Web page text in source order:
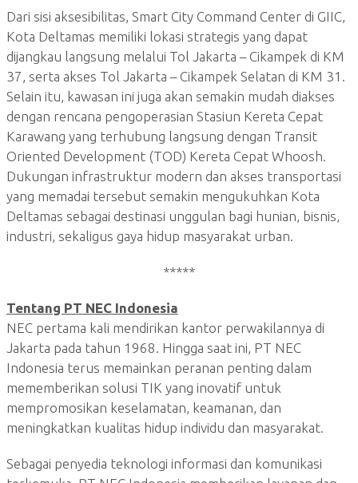
Dari sisi aksesibilitas, Smart City Command Center di GIIC,
Kota Deltamas memiliki lokasi strategis yang dapat
dijangkau langsung melalui Tol Jakarta – Cikampek di KM
37, serta akses Tol Jakarta – Cikampek Selatan di KM 31.
Selain itu, kawasan ini juga akan semakin mudah diakses
dengan rencana pengoperasian Stasiun Kereta Cepat
Karawang yang terhubung langsung dengan Transit
Oriented Development (TOD) Kereta Cepat Whoosh.
Dukungan infrastruktur modern dan akses transportasi
yang memadai tersebut semakin mengukuhkan Kota
Deltamas sebagai destinasi unggulan bagi hunian, bisnis,
industri, sekaligus gaya hidup masyarakat urban.
*****
Tentang PT NEC Indonesia
NEC pertama kali mendirikan kantor perwakilannya di
Jakarta pada tahun 1968. Hingga saat ini, PT NEC
Indonesia terus memainkan peranan penting dalam
mememberikan solusi TIK yang inovatif untuk
mempromosikan keselamatan, keamanan, dan
meningkatkan kualitas hidup individu dan masyarakat.
Sebagai penyedia teknologi informasi dan komunikasi